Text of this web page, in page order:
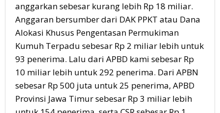
anggarkan sebesar kurang lebih Rp 18 miliar.
Anggaran bersumber dari DAK PPKT atau Dana
Alokasi Khusus Pengentasan Permukiman
Kumuh Terpadu sebesar Rp 2 miliar lebih untuk
93 penerima. Lalu dari APBD kami sebesar Rp
10 miliar lebih untuk 292 penerima. Dari APBN
sebesar Rp 500 juta untuk 25 penerima, APBD
Provinsi Jawa Timur sebesar Rp 3 miliar lebih